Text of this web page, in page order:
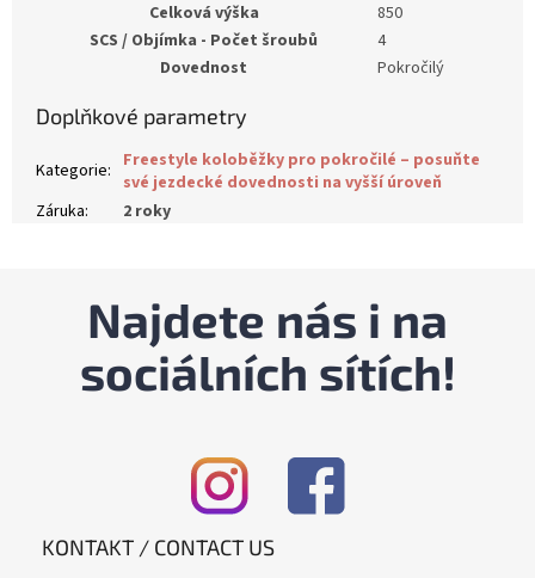
Celková výška
850
SCS / Objímka - Počet šroubů
4
Dovednost
Pokročilý
Doplňkové parametry
Kategorie: Freestyle koloběžky pro pokročilé – posuňte
své jezdecké dovednosti na vyšší úroveň
Záruka: 2 roky
Najdete nás i na
sociálních sítích!
KONTAKT / CONTACT US